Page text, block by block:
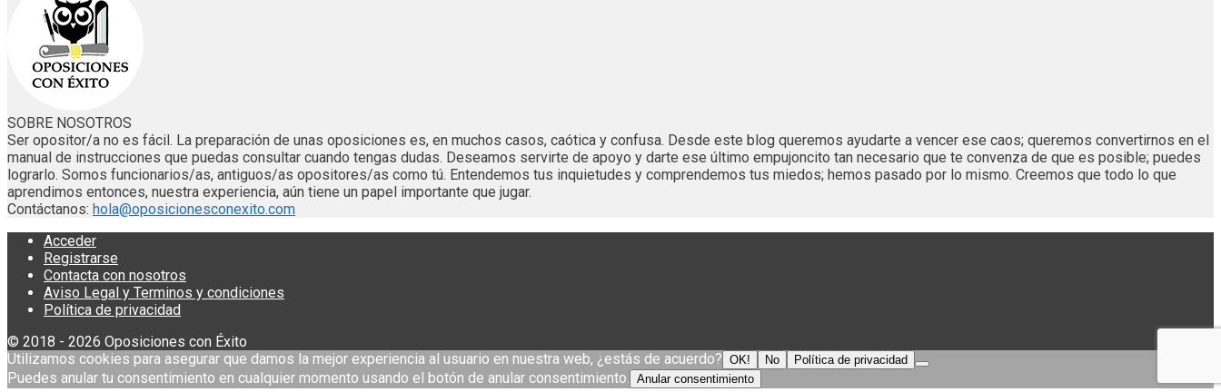
SOBRE NOSOTROS
Ser opositor/a no es fácil. La preparación de unas oposiciones es, en muchos casos, caótica y confusa. Desde este blog queremos ayudarte a vencer ese caos; queremos convertirnos en el
manual de instrucciones que puedas consultar cuando tengas dudas. Deseamos servirte de apoyo y darte ese último empujoncito tan necesario que te convenza de que es posible; puedes
lograrlo. Somos funcionarios/as, antiguos/as opositores/as como tú. Entendemos tus inquietudes y comprendemos tus miedos; hemos pasado por lo mismo. Creemos que todo lo que
aprendimos entonces, nuestra experiencia, aún tiene un papel importante que jugar.
Contáctanos: hola@oposicionesconexito.com
Acceder
Registrarse
Contacta con nosotros
Aviso Legal y Terminos y condiciones
Política de privacidad
© 2018 - 2026 Oposiciones con Éxito
Utilizamos cookies para asegurar que damos la mejor experiencia al usuario en nuestra web, ¿estás de acuerdo? OK! No Política de privacidad
Puedes anular tu consentimiento en cualquier momento usando el botón de anular consentimiento. Anular consentimiento